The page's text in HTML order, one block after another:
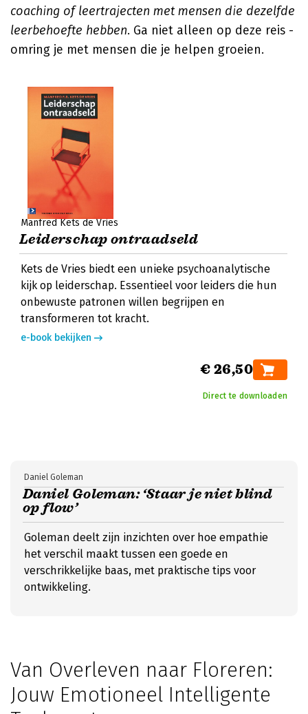
coaching of leertrajecten met mensen die dezelfde
leerbehoefte hebben. Ga niet alleen op deze reis -
omring je met mensen die je helpen groeien.
Manfred Kets de Vries
Leiderschap ontraadseld
Kets de Vries biedt een unieke psychoanalytische
kijk op leiderschap. Essentieel voor leiders die hun
onbewuste patronen willen begrijpen en
transformeren tot kracht.
e-book bekijken
€ 26,50
Direct te downloaden
Daniel Goleman: ‘Staar je niet blind
op flow’
Daniel Goleman
Goleman deelt zijn inzichten over hoe empathie
het verschil maakt tussen een goede en
verschrikkelijke baas, met praktische tips voor
ontwikkeling.
Van Overleven naar Floreren:
Jouw Emotioneel Intelligente